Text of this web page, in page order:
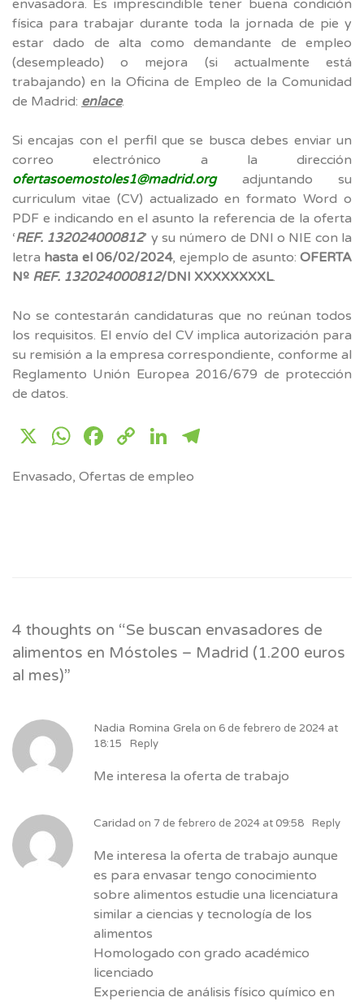
envasadora. Es imprescindible tener buena condición
física para trabajar durante toda la jornada de pie y
estar dado de alta como demandante de empleo
(desempleado) o mejora (si actualmente está
trabajando) en la Oficina de Empleo de la Comunidad
de Madrid: enlace.
Si encajas con el perfil que se busca debes enviar un
correo electrónico a la dirección
ofertasoemostoles1@madrid.orgadjuntando su
curriculum vitae (CV) actualizado en formato Word o
PDF e indicando en el asunto la referencia de la oferta
‘REF. 132024000812’ y su número de DNI o NIE con la
letra hasta el 06/02/2024, ejemplo de asunto:OFERTA
Nº REF. 132024000812/DNI XXXXXXXXL.
No se contestarán candidaturas que no reúnan todos
los requisitos. El envío del CV implica autorización para
su remisión a la empresa correspondiente, conforme al
Reglamento Unión Europea 2016/679 de protección
de datos.
X WhatsApp
Facebook
CopyLinkedIn
Envasado, Ofertas de empleo
4 thoughts on “Se buscan envasadores de
alimentos en Móstoles – Madrid (1.200 euros
al mes)”
Nadia Romina Grela on 6 de febrero de 2024 at
18:15
Reply
Me interesa la oferta de trabajo
Caridad on 7 de febrero de 2024 at 09:58 Reply
Me interesa la oferta de trabajo aunque
es para envasar tengo conocimiento
sobre alimentos estudie una licenciatura
similar a ciencias y tecnología de los
alimentos
Homologado con grado académico
licenciado
Experiencia de análisis físico químico en